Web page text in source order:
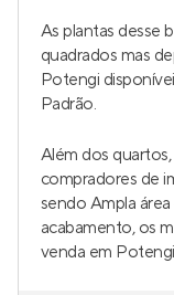
As plantas desse
quadrados mas
Potengi
Padrão.
Além dos
compradores de
sendo Ampla
acabamento, os
venda em